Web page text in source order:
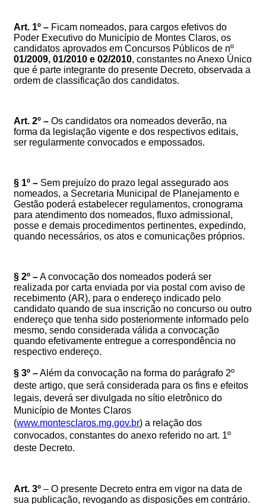
Art. 1º – Ficam nomeados, para cargos efetivos do
Poder Executivo do Município de Montes Claros, os
candidatos aprovados em Concursos Públicos de nº
01/2009, 01/2010 e 02/2010, constantes no Anexo Único
que é parte integrante do presente Decreto, observada a
ordem de classificação dos candidatos.
Art. 2º – Os candidatos ora nomeados deverão, na
forma da legislação vigente e dos respectivos editais,
ser regularmente convocados e empossados.
§ 1º – Sem prejuízo do prazo legal assegurado aos
nomeados, a Secretaria Municipal de Planejamento e
Gestão poderá estabelecer regulamentos, cronograma
para atendimento dos nomeados, fluxo admissional,
posse e demais procedimentos pertinentes, expedindo,
quando necessários, os atos e comunicações próprios.
§ 2º –A convocação dos nomeados poderá ser
realizada por carta enviada por via postal com aviso de
recebimento (AR), para o endereço indicado pelo
candidato quando de sua inscrição no concurso ou outro
endereço que tenha sido posteriormente informado pelo
mesmo, sendo considerada válida a convocação
quando efetivamente entregue a correspondência no
respectivo endereço.
§ 3º –Além da convocação na forma do parágrafo 2º
deste artigo, que será considerada para os fins e efeitos
legais, deverá ser divulgada no sítio eletrônico do
Município de Montes Claros
(www.montesclaros.mg.gov.br) a relação dos
convocados, constantes do anexo referido no art. 1º
deste Decreto.
Art. 3º – O presente Decreto entra em vigor na data de
sua publicação, revogando as disposições em contrário.